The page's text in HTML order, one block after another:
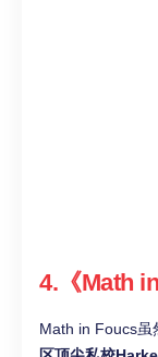
4.《Math
Math in Foucs虽